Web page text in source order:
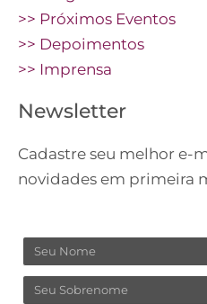
>> Próximos Eventos
>> Depoimentos
>> Imprensa
Newsletter
Cadastre seu melhor e-
novidades em primeira
Nome
Sobrenome